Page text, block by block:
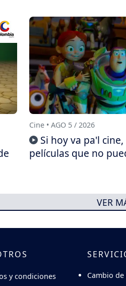
Cine • AGO 5 / 2026
Si hoy va pa'l
películas que no
VER
y condiciones Cambio